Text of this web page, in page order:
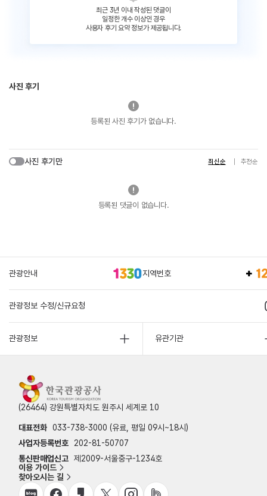
최근 3년 이내 작성된 댓글이
일정한 개수 이상인 경우
사용자 후기 요약 정보가 제공됩니다.
사진 후기
등록된 사진 후기가 없습니다.
사진 후기만 최신순 추천순
등록된 댓글이 없습니다.
관광안내 지역번호
관광정보 수정/신규요청
관광정보 유관기관
(26464) 강원특별자치도 원주시 세계로 10
대표전화 033-738-3000 (유료, 평일 09시~18시)
사업자등록번호
202-81-50707
통신판매업신고 제2009-서울중구-1234호
이용 가이드
찾아오시는 길